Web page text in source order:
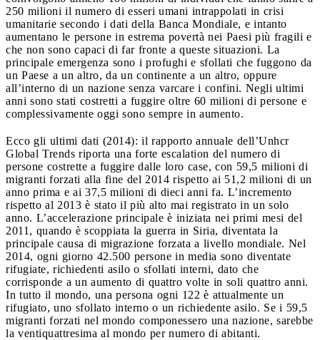
250 milioni il numero di esseri umani intrappolati in crisi
umanitarie secondo i dati della Banca Mondiale, e intanto
aumentano le persone in estrema povertà nei Paesi più fragili e
che non sono capaci di far fronte a queste situazioni. La
principale emergenza sono i profughi e sfollati che fuggono da
un Paese a un altro, da un continente a un altro, oppure
all’interno di un nazione senza varcare i confini. Negli ultimi
anni sono stati costretti a fuggire oltre 60 milioni di persone e
complessivamente oggi sono sempre in aumento.
Ecco gli ultimi dati (2014): il rapporto annuale dell’Unhcr
Global Trends riporta una forte escalation del numero di
persone costrette a fuggire dalle loro case, con 59,5 milioni di
migranti forzati alla fine del 2014 rispetto ai 51,2 milioni di un
anno prima e ai 37,5 milioni di dieci anni fa. L’incremento
rispetto al 2013 è stato il più alto mai registrato in un solo
anno. L’accelerazione principale è iniziata nei primi mesi del
2011, quando è scoppiata la guerra in Siria, diventata la
principale causa di migrazione forzata a livello mondiale. Nel
2014, ogni giorno 42.500 persone in media sono diventate
rifugiate, richiedenti asilo o sfollati interni, dato che
corrisponde a un aumento di quattro volte in soli quattro anni.
In tutto il mondo, una persona ogni 122 è attualmente un
rifugiato, uno sfollato interno o un richiedente asilo. Se i 59,5
migranti forzati nel mondo componessero una nazione, sarebbe
la ventiquattresima al mondo per numero di abitanti.